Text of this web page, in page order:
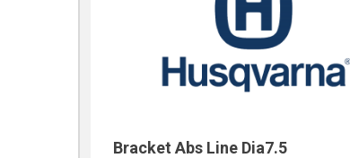
Bracket Abs Line Dia7.5